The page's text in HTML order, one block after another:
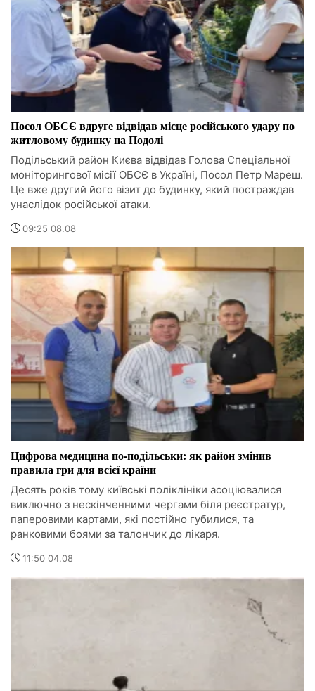
Посол ОБСЄ вдруге відвідав місце російського удару по
житловому будинку на Подолі
Подільський район Києва відвідав Голова Спеціальної
моніторингової місії ОБСЄ в Україні, Посол Петр Мареш.
Це вже другий його візит до будинку, який постраждав
унаслідок російської атаки.
09:25 08.08
Цифрова медицина по-подільськи: як район змінив
правила гри для всієї країни
Десять років тому київські поліклініки асоціювалися
виключно з нескінченними чергами біля реєстратур,
паперовими картами, які постійно губилися, та
ранковими боями за талончик до лікаря.
11:50 04.08